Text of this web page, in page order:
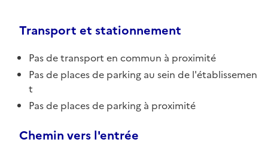
Transport et stationnement
Pas de transport en commun à proximité
Pas de places de parking au sein de l'établissemen
t
Pas de places de parking à proximité
Chemin vers l'entrée